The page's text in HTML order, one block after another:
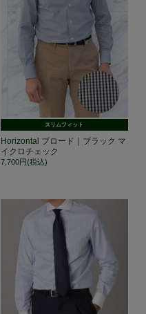
スリムフィット
Horizontal ブロード｜ブラック マ
イクロチェック
7,700円(税込)